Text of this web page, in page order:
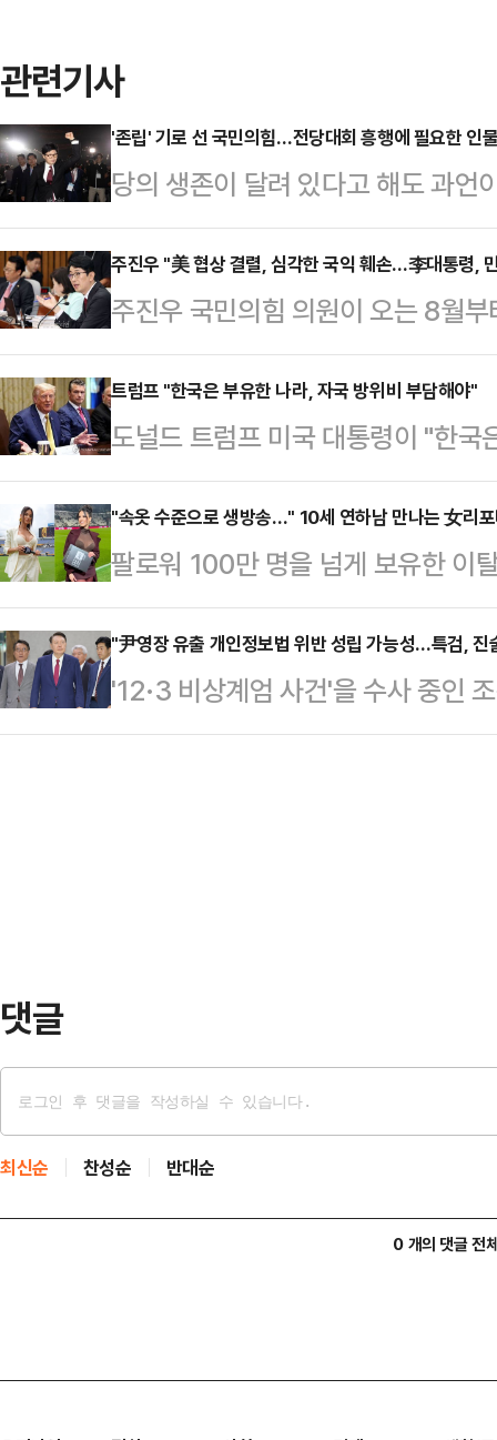
관련기사
'존립' 기로 선 국민의힘…전당대회 흥행에 필요한 인
당의 생존이 달려 있다고 해도 과언
계파' 안철수 의원이 출사표를 던지
판의 목소리도 적지 않지만, 기대감
탄(탄핵 찬성)파'로 분류되는 한동
과를 극대화하며 민심에 '개혁'의
란 관측이 나온다.전날 혁신위원장
수 의원은 8일 페이스북에 유력 당
수 전 고용노…
주진우 "美 협상 결렬, 심각한 국익 훼손…李대통령,
주진우 국민의힘 의원이 오는 8월
는 도널트 트럼프 미국 대통령의 서
을 향해 "그동안 어떤 대미협상 전
협상에 주력해야 한다고 강조했다.
월 1일부터 우리나라에 상호관세
령실은 최악의 상황을 모면했다는
고 했다. 벌써부터 발 빼는 모습"이
임이다. 시간을 번 것처럼…
트럼프 "한국은 부유한 나라, 자국 방위비 부담해야"
도널드 트럼프 미국 대통령이 "한
다"고 말했다.'로이터 통신' 등에 따
싱톤 백악관에서 열린 내각회의에
다.트럼프 대통령은 "한국은 정말
언급하며 "한국은 미국에 거의 (비
프 대통령은 또 "우리는 한국에 4
한국에 엄청난 경제적 이익"이라며
는 큰 손해"라고…
"속옷 수준으로 생방송…" 10세 연하남 만나는 女리
팔로워 100만 명을 넘게 보유한 이
나의 과한 노출 의상이 화제의 중
에 따르면 엘레오노라 인카르도나
스타디움에서 열린 PSG와 바이에
착용했다.공개된 사진에 따르면 인
"尹영장 유출 개인정보법 위반 성립 가능성…특검,
'12·3 비상계엄 사건'을 수사 중인
대한 구속영장이 변호인단을 통해
댓글
최신순 찬성순 반대순
0 개의 댓글 전